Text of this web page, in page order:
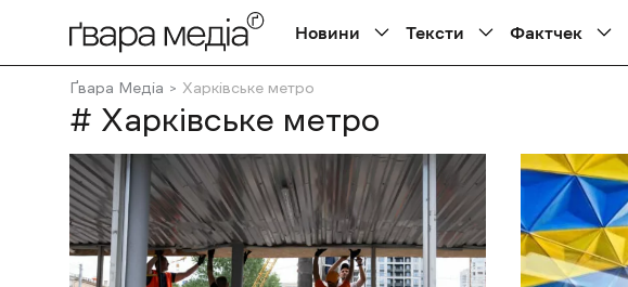
Новини Тексти Фактчек
Ґвара Медіа Харківське метро
# Харківське метро